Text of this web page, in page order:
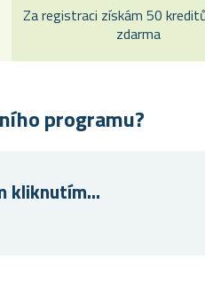
Za registraci získám 50
zdarma
programu?
kliknutím…